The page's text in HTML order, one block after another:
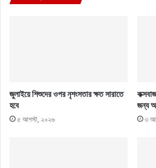
জুলাইয়ে শিশুদের ওপর নৃশংসতার ক্ষত সারাতে
হবে
৫ আগস্ট, ২০২৬
জন্য
৩